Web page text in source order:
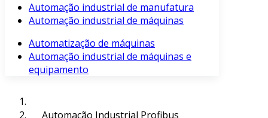
Automação industrial de manufatura
Automação industrial de máquinas
Automatização de máquinas
Automação industrial de máquinas e
equipamento
Automação Industrial Profibus